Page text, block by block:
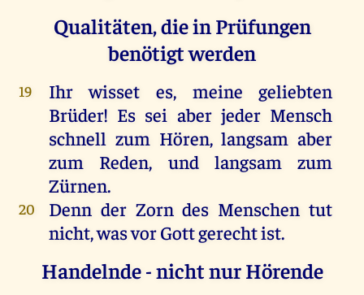
Qualitäten, die in Prüfungen
benötigt werden
19
Ihr wisset es, meine geliebten
Brüder! Es sei aber jeder Mensch
schnell zum Hören, langsam aber
zum Reden, und langsam zum
Zürnen.
20
Denn der Zorn des Menschen tut
nicht, was vor Gott gerecht ist.
Handelnde - nicht nur Hörende